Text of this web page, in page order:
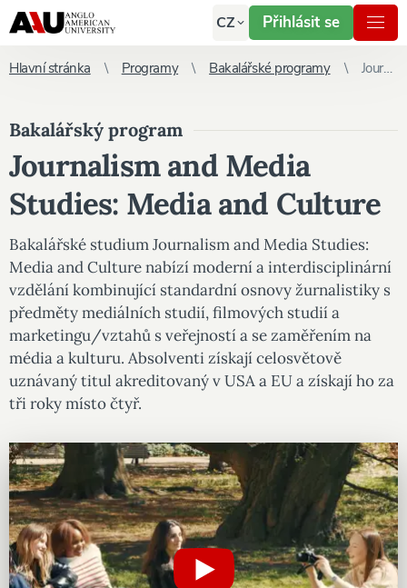
CZ Přihlásit se
Hlavní stránka Programy Bakalářské programy Journalism and Media Studies: Media and Culture
Bakalářský program
Journalism and Media
Studies: Media and Culture
Bakalářské studium Journalism and Media Studies:
Media and Culture nabízí moderní a interdisciplinární
vzdělání kombinující standardní osnovy žurnalistiky s
předměty mediálních studií, filmových studií a
marketingu/vztahů s veřejností a se zaměřením na
média a kulturu. Absolventi získají celosvětově
uznávaný titul akreditovaný v USA a EU a získají ho za
tři roky místo čtyř.